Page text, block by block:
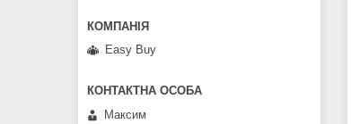
Easy Buy
Максим